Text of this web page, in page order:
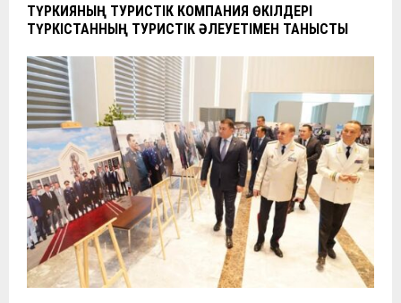
ТҮРКИЯНЫҢ ТУРИСТІК КОМПАНИЯ ӨКІЛДЕРІ
ТҮРКІСТАННЫҢ ТУРИСТІК ӘЛЕУЕТІМЕН ТАНЫСТЫ